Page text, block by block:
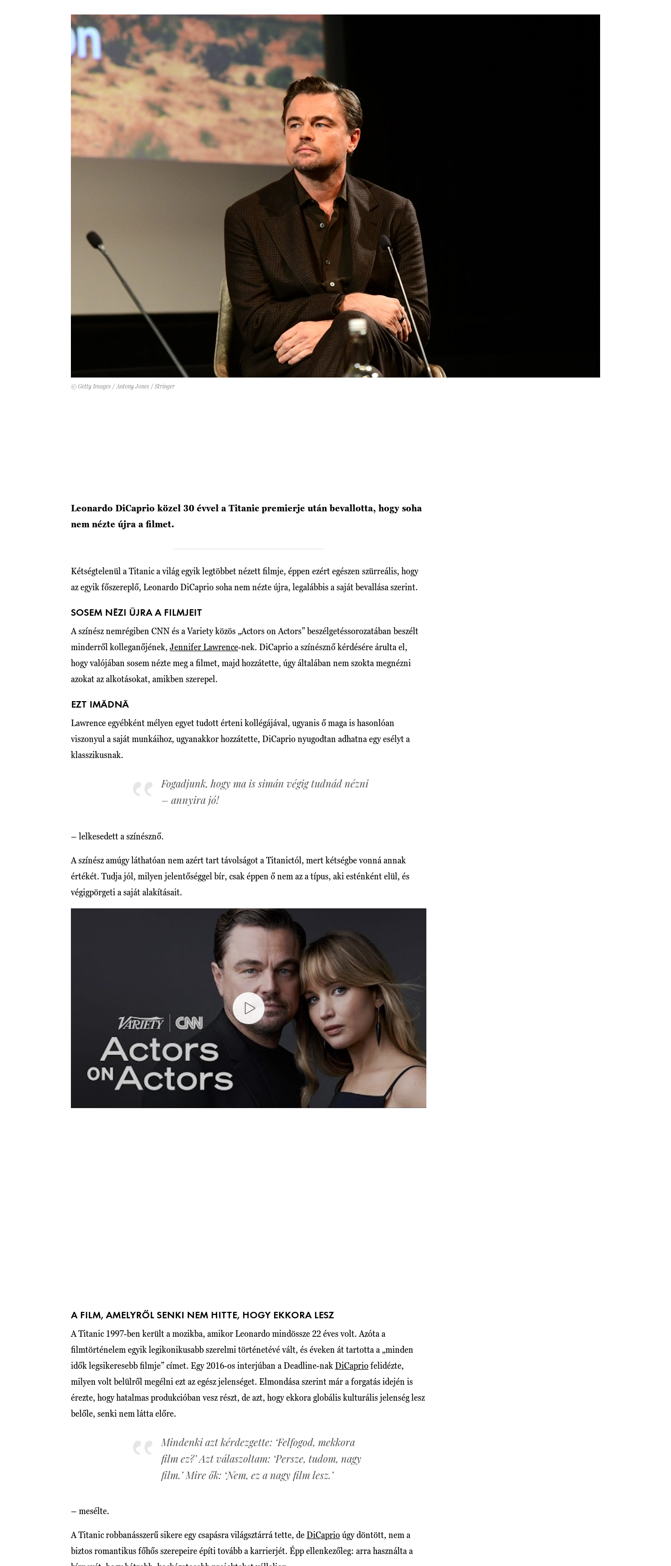
© Getty Images / Antony Jones / Stringer
Leonardo DiCaprio közel 30 évvel a Titanic premierje után bevallotta, hogy soha
nem nézte újra a filmet.
Kétségtelenül a Titanic a világ egyik legtöbbet nézett filmje, éppen ezért egészen szürreális, hogy
az egyik főszereplő, Leonardo DiCaprio soha nem nézte újra, legalábbis a saját bevallása szerint.
SOSEM NÉZI ÚJRA A FILMJEIT
A színész nemrégiben CNN és a Variety közös „Actors on Actors” beszélgetéssorozatában beszélt
minderről kolleganőjének, Jennifer Lawrence-nek. DiCaprio a színésznő kérdésére árulta el,
hogy valójában sosem nézte meg a filmet, majd hozzátette, úgy általában nem szokta megnézni
azokat az alkotásokat, amikben szerepel.
EZT IMÁDNÁ
Lawrence egyébként mélyen egyet tudott érteni kollégájával, ugyanis ő maga is hasonlóan
viszonyul a saját munkáihoz, ugyanakkor hozzátette, DiCaprio nyugodtan adhatna egy esélyt a
klasszikusnak.
Fogadjunk, hogy ma is simán végig tudnád nézni
– annyira jó!
– lelkesedett a színésznő.
A színész amúgy láthatóan nem azért tart távolságot a Titanictól, mert kétségbe vonná annak
értékét. Tudja jól, milyen jelentőséggel bír, csak éppen ő nem az a típus, aki esténként elül, és
végigpörgeti a saját alakításait.
A FILM, AMELYRŐL SENKI NEM HITTE, HOGY EKKORA LESZ
A Titanic 1997-ben került a mozikba, amikor Leonardo mindössze 22 éves volt. Azóta a
filmtörténelem egyik legikonikusabb szerelmi történetévé vált, és éveken át tartotta a „minden
idők legsikeresebb filmje” címet. Egy 2016-os interjúban a Deadline-nakDiCapriofelidézte,
milyen volt belülről megélni ezt az egész jelenséget. Elmondása szerint már a forgatás idején is
érezte, hogy hatalmas produkcióban vesz részt, de azt, hogy ekkora globális kulturális jelenség lesz
belőle, senki nem látta előre.
Mindenki azt kérdezgette: ‘Felfogod, mekkora
film ez?’ Azt válaszoltam: ‘Persze, tudom, nagy
film.’ Mire ők: ‘Nem, ez a nagy film lesz.’
– mesélte.
A Titanic robbanásszerű sikere egy csapásra világsztárrá tette, deDiCaprioúgy döntött, nem a
biztos romantikus főhős szerepeire építi tovább a karrierjét. Épp ellenkezőleg: arra használta a